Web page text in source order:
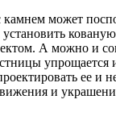
может
кованую
А можно и
ее и
и